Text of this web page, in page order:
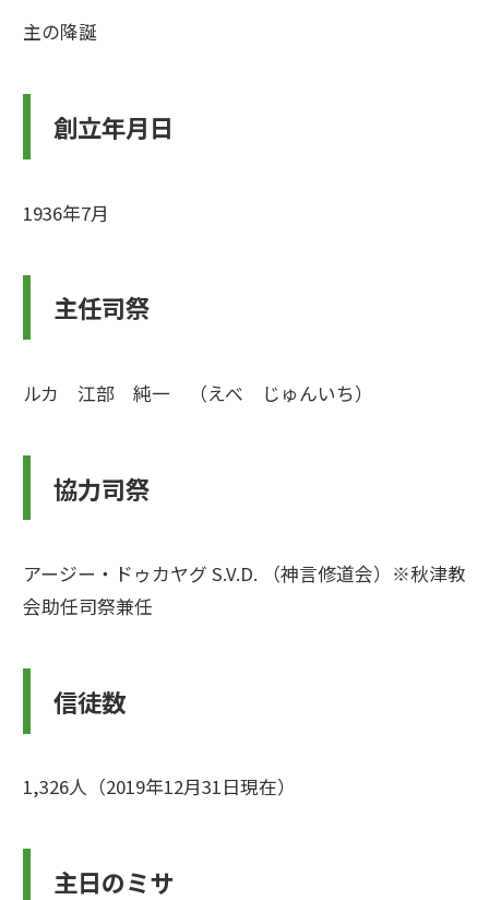
主の降誕
創立年月日
1936年7月
主任司祭
ルカ 江部 純一 （えべ じゅんいち）
協力司祭
アージー・ドゥカヤグ S.V.D. （神言修道会）※秋津教
会助任司祭兼任
信徒数
1,326人（2019年12月31日現在）
主日のミサ